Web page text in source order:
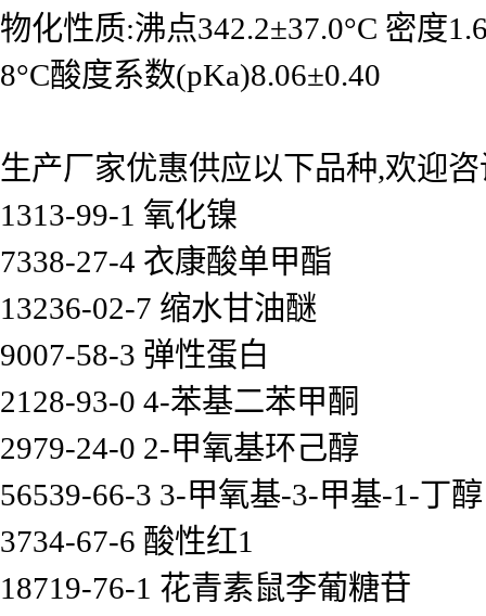
物化性质:沸点342.2±37.0°C 密度
8°C酸度系数(pKa)8.06±0.40
生产厂家优惠供应以下品种,欢迎
1313-99-1 氧化镍
7338-27-4 衣康酸单甲酯
13236-02-7 缩水甘油醚
9007-58-3 弹性蛋白
2128-93-0 4-苯基二苯甲酮
2979-24-0 2-甲氧基环己醇
56539-66-3 3-甲氧基-3-甲基-1-丁醇
3734-67-6 酸性红1
18719-76-1 花青素鼠李葡糖苷